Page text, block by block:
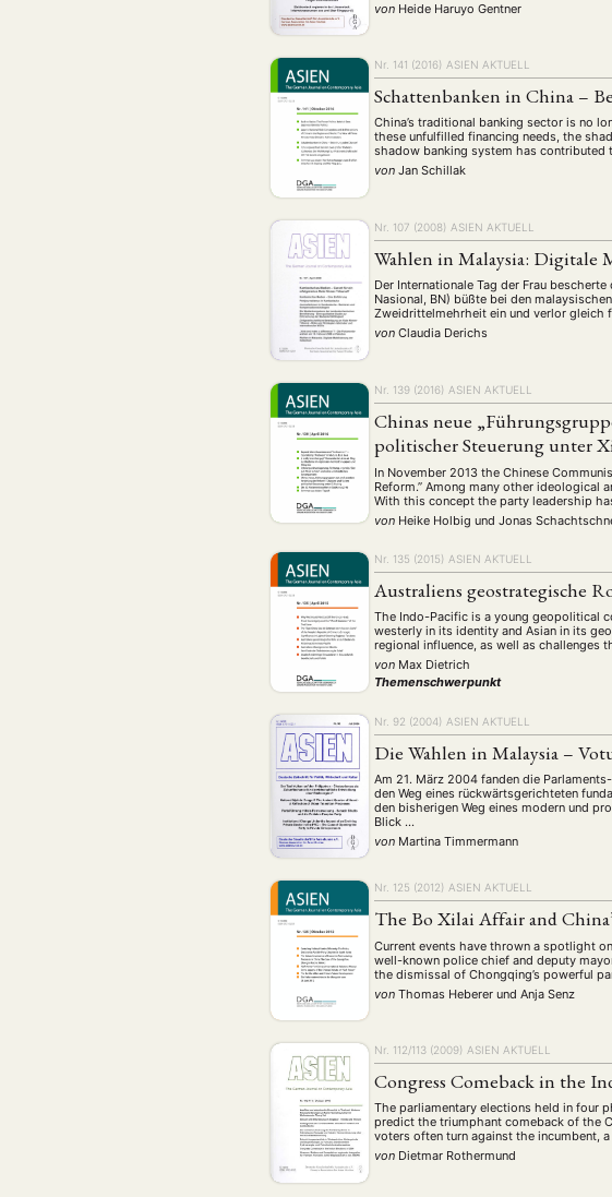
von Heide Haruyo Gentner
Nr. 141 (2016) ASIEN AKTUELL
Schattenbanken in China –
China’s traditional banking sector is no
these unfulfilled financing needs, the
shadow banking system has contributed
von Jan Schillak
Nr. 107 (2008) ASIEN AKTUELL
Wahlen in Malaysia:
Der Internationale Tag der Frau
Nasional, BN) büßte bei den
Zweidrittelmehrheit ein und verlor gleich
von Claudia Derichs
Nr. 139 (2016) ASIEN AKTUELL
Chinas neue
politischer Steuerung unter
In November 2013 the Chinese
Reform.” Among many other ideological
With this concept the party leadership
von Heike Holbigund Jonas
Nr. 135 (2015) ASIEN AKTUELL
Australiens geostrategische
The Indo-Pacific is a young geopolitical
westerly in its identity and Asian in its
regional influence, as well as challenges
von Max Dietrich
Themenschwerpunkt
Nr. 92 (2004) ASIEN AKTUELL
Die Wahlen in Malaysia –
Am 21. März 2004 fanden die
den Weg eines rückwärtsgerichteten
den bisherigen Weg eines modern und
Blick …
von Martina Timmermann
Nr. 125 (2012) ASIEN AKTUELL
The Bo Xilai Affair and
Current events have thrown a spotlight
well-known police chief and deputy
the dismissal of Chongqing’s powerful
von Thomas Hebererund Anja Senz
Nr. 112/113 (2009) ASIEN AKTUELL
Congress Comeback in the
The parliamentary elections held in four
predict the triumphant comeback of the
voters often turn against the incumbent,
von Dietmar Rothermund